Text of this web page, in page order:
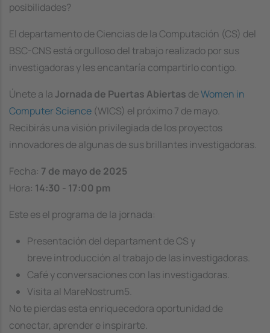
posibilidades?
El departamento de Ciencias de la Computación (CS) del
BSC-CNS está orgulloso del trabajo realizado por sus
investigadoras y les encantaría compartirlo contigo.
Únete a laJornada de Puertas Abiertas deWomen in
Computer Science (WICS) el próximo 7 de mayo.
Recibirás una visión privilegiada de los proyectos
innovadores de algunas de sus brillantes investigadoras.
Fecha: 7 de mayo de 2025
Hora: 14:30 - 17:00 pm
Este es el programa de la jornada:
Presentación del departament de CS y
breve introducción al trabajo de las investigadoras.
Café y conversaciones con las investigadoras.
Visita al MareNostrum5.
No te pierdas esta enriquecedora oportunidad de
conectar, aprender e inspirarte.